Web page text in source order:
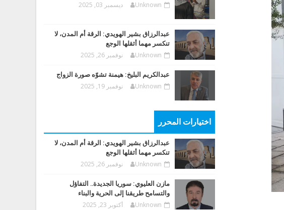
Unknown ديسمبر 03, 2025
عبدالرزاق بشير الهويدي: الرقة أم المدن، لا
تنكسر مهما أثقلها الوجع
Unknown نوفمبر 26, 2025
عبدالكريم البليخ: هيمنة تشوّه صورة الزواج
Unknown نوفمبر 19, 2025
اختيارات المحرر
عبدالرزاق بشير الهويدي: الرقة أم المدن، لا
تنكسر مهما أثقلها الوجع
Unknown نوفمبر 26, 2025
مازن العليوي: سوريا الجديدة.. التفاؤل
والتسامح طريقنا إلى الحرية والبناء
Unknown أكتوبر 23, 2025